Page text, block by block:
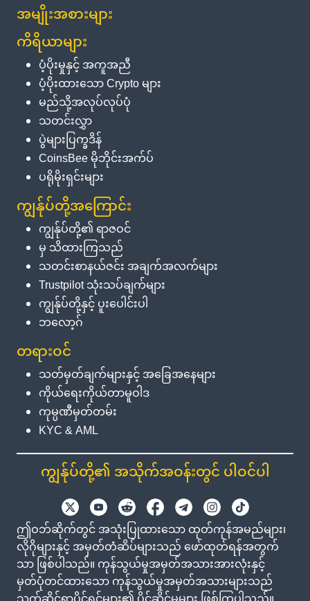
အမျိုးအစားများ
ကိရိယာများ
ပံ့ပိုးမှုနှင့် အကူအညီ
ပံ့ပိုးထားသော Crypto များ
မည်သို့အလုပ်လုပ်ပုံ
သတင်းလွှာ
ပွဲများပြက္ခဒိန်
CoinsBee မိုဘိုင်းအက်ပ်
ပရိုမိုးရှင်းများ
ကျွန်ုပ်တို့အကြောင်း
ကျွန်ုပ်တို့၏ ရာဇဝင်
မှ သိထားကြသည်
သတင်းစာနယ်ဇင်း အချက်အလက်များ
Trustpilot သုံးသပ်ချက်များ
ကျွန်ုပ်တို့နှင့် ပူးပေါင်းပါ
ဘလော့ဂ်
တရားဝင်
သတ်မှတ်ချက်များနှင့် အခြေအနေများ
ကိုယ်ရေးကိုယ်တာမူဝါဒ
ကုမ္ပဏီမှတ်တမ်း
KYC & AML
ကျွန်ုပ်တို့၏ အသိုက်အဝန်းတွင် ပါဝင်ပါ
ဤဝဘ်ဆိုက်တွင် အသုံးပြုထားသော ထုတ်ကုန်အမည်များ၊
လိုဂိုများနှင့် အမှတ်တံဆိပ်များသည် ဖော်ထုတ်ရန်အတွက်
သာ ဖြစ်ပါသည်။ ကုန်သွယ်မှုအမှတ်အသားအားလုံးနှင့်
မှတ်ပုံတင်ထားသော ကုန်သွယ်မှုအမှတ်အသားများသည်